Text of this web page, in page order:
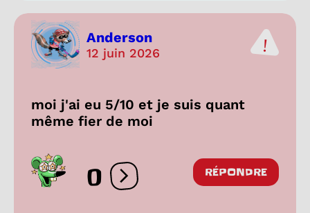
Anderson
12 juin 2026
moi j'ai eu 5/10 et je suis quant
même fier de moi
0 Ouvrir les réactions
RÉPONDRE